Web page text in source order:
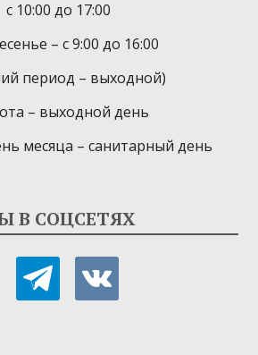
с 10:00 до 17:00
– с 9:00 до 16:00
период – выходной)
– выходной день
месяца – санитарный день
В СОЦСЕТЯХ
telegram vkontakte